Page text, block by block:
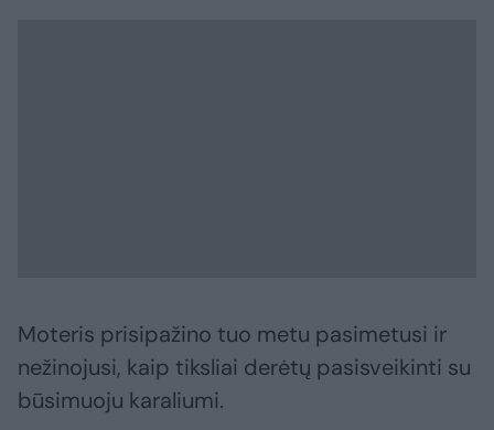
Moteris prisipažino tuo metu pasimetusi ir
nežinojusi, kaip tiksliai derėtų pasisveikinti su
būsimuoju karaliumi.